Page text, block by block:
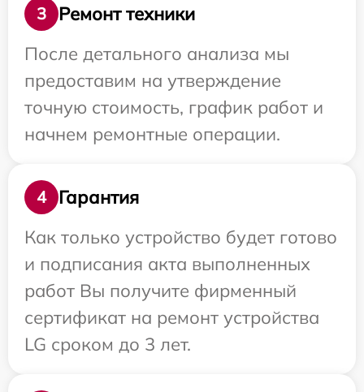
3
Ремонт техники
После детального анализа мы
предоставим на утверждение
точную стоимость, график работ и
начнем ремонтные операции.
4
Гарантия
Как только устройство будет готово
и подписания акта выполненных
работ Вы получите фирменный
сертификат на ремонт устройства
LG сроком до 3 лет.